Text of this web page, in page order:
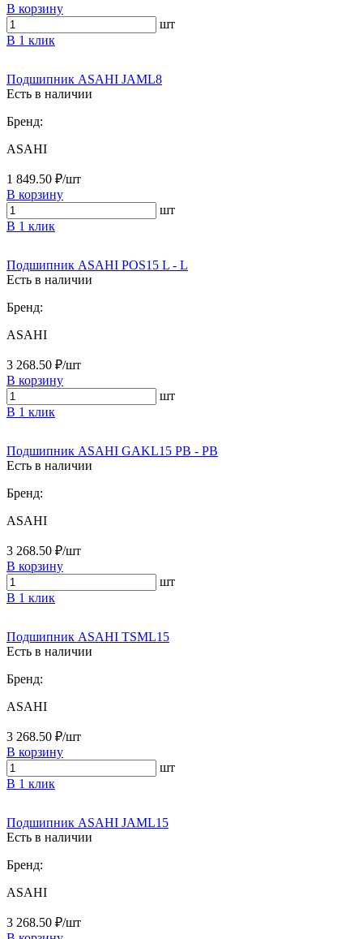
В корзину
шт
В 1 клик
Подшипник ASAHI JAML8
Есть в наличии
Бренд:
ASAHI
1 849.50 ₽/шт
В корзину
шт
В 1 клик
Подшипник ASAHI POS15 L - L
Есть в наличии
Бренд:
ASAHI
3 268.50 ₽/шт
В корзину
шт
В 1 клик
Подшипник ASAHI GAKL15 PB - PB
Есть в наличии
Бренд:
ASAHI
3 268.50 ₽/шт
В корзину
шт
В 1 клик
Подшипник ASAHI TSML15
Есть в наличии
Бренд:
ASAHI
3 268.50 ₽/шт
В корзину
шт
В 1 клик
Подшипник ASAHI JAML15
Есть в наличии
Бренд:
ASAHI
3 268.50 ₽/шт